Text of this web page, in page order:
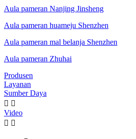
Aula pameran Nanjing Jinsheng
Aula pameran huameju Shenzhen
Aula pameran mal belanja Shenzhen
Aula pameran Zhuhai
Produsen
Layanan
Sumber Daya
 
Video
 